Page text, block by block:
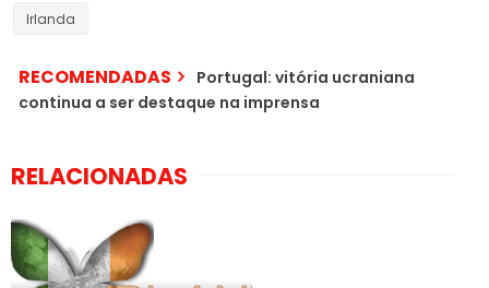
Irlanda
RECOMENDADAS
Portugal: vitória ucraniana
continua a ser destaque na imprensa
RELACIONADAS